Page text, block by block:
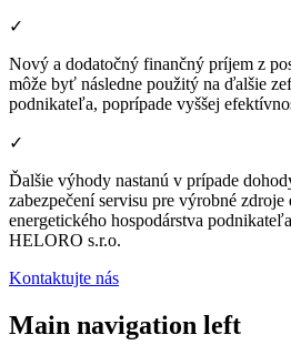
✓
Nový a dodatočný finančný príjem z
môže byť následne použitý na ďalšie
podnikateľa, poprípade vyššej
✓
Ďalšie výhody nastanú v prípade
zabezpečení servisu pre výrobné
energetického hospodárstva
HELORO s.r.o.
Kontaktujte nás
Main navigation left